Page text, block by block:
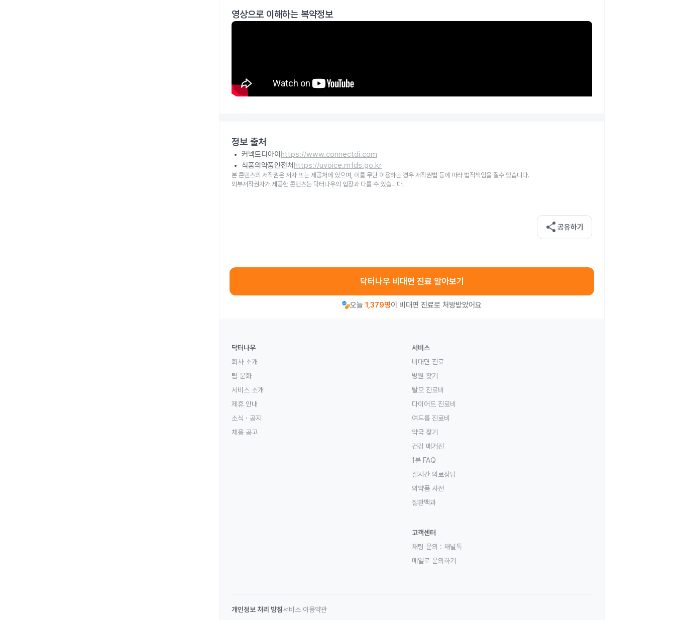
영상으로 이해하는 복약정보
정보 출처
커넥트디아이 https://www.connectdi.com
식품의약품안전처 https://uvoice.mfds.go.kr
본 콘텐츠의 저작권은 저자 또는 제공처에 있으며, 이를 무단 이용하는 경우 저작권법 등에 따라 법적책임을 질수 있습니다.
외부저작권자가 제공한 콘텐츠는 닥터나우의 입장과 다를 수 있습니다.
share 공유하기
닥터나우 비대면 진료 알아보기
오늘 1,379명이 비대면 진료로 처방받았어요
닥터나우
회사 소개
팀 문화
서비스 소개
제휴 안내
소식 · 공지
채용 공고
서비스
비대면 진료
병원 찾기
탈모 진료비
다이어트 진료비
여드름 진료비
약국 찾기
건강 매거진
1분 FAQ
실시간 의료상담
의약품 사전
질환백과
고객센터
채팅 문의 : 채널톡
메일로 문의하기
개인정보 처리 방침서비스 이용약관